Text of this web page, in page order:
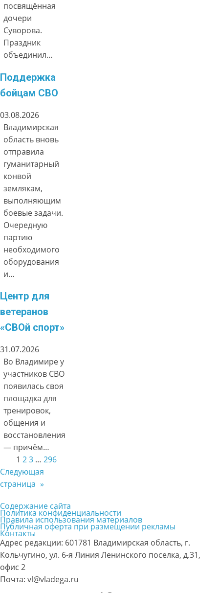
посвящённая
дочери
Суворова.
Праздник
объединил…
Поддержка
бойцам СВО
03.08.2026
Владимирская
область вновь
отправила
гуманитарный
конвой
землякам,
выполняющим
боевые задачи.
Очередную
партию
необходимого
оборудования
и…
Центр для
ветеранов
«СВОй спорт»
31.07.2026
Во Владимире у
участников СВО
появилась своя
площадка для
тренировок,
общения и
восстановления
— причём…
1 23 … 296
Следующая
страница »
Содержание сайта
Политика конфиденциальности
Правила использования материалов
Публичная оферта при размещении рекламы
Контакты
Адрес редакции: 601781 Владимирская область, г.
Кольчугино, ул. 6-я Линия Ленинского поселка, д.31,
офис 2
Почта: vl@vladega.ru